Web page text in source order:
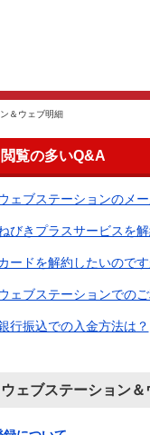
＆ウェブ明細
閲覧の多いQ&A
ェブステーションのメ
びきプラスサービスを
ードを解約したいのです
ェブステーションでの
行振込での入金方法は？
ウェブステーション＆